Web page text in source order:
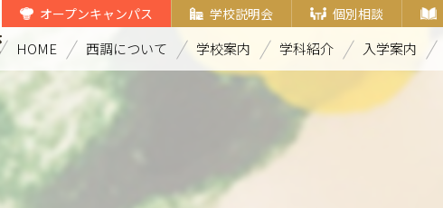
HOME 西調について 学校案内 学科紹介 入学案内
オープンキャンパス 学校説明会 個別相談